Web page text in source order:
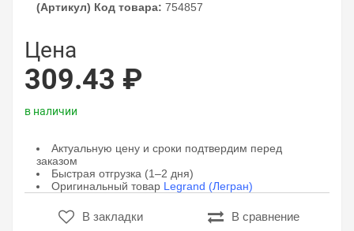
(Артикул) Код товара: 754857
Цена
309.43 ₽
в наличии
Актуальную цену и сроки подтвердим перед
заказом
Быстрая отгрузка (1–2 дня)
Оригинальный товар Legrand (Легран)
В закладки В сравнение